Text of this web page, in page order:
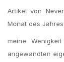
Artikel von
Monat des Jahres
meine
angewandten